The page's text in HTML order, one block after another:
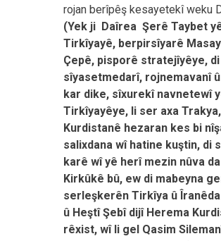
rojan berîpêş kesayetekî weku
(Yek ji Daîrea Şerê Taybet
Tirkîyayê, berpirsîyarê
Çepê, pisporê stratejîyêye,
sîyasetmedarî, rojnemavanî
kar dike, sîxurekî navnetewî
Tirkîyayêye, li ser axa
Kurdistanê hezaran kes bi
salixdana wî hatine kuştin, di
karê wî yê herî mezin nûva
Kirkûkê bû, ew di mabeyna
serleşkerên Tirkîya û
û Heştî Şebî dijî Herema
rêxist, wî li gel Qasim